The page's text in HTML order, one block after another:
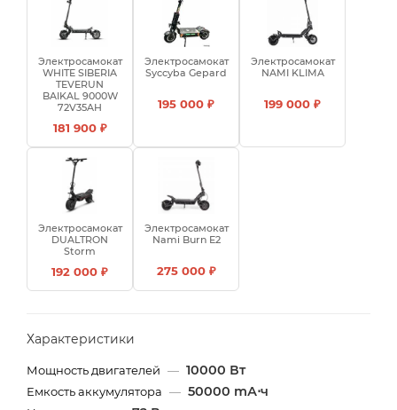
Характеристики
Мощность двигателей — 10000 Вт
Емкость аккумулятора — 50000 mА⋅ч
Электросамокат
WHITE SIBERIA
TEVERUN
BAIKAL 9000W
72V35AH
181 900 ₽
Электросамокат
Syccyba Gepard
195 000 ₽
Электросамокат
NAMI KLIMA
199 000 ₽
Электросамокат
DUALTRON
Storm
192 000 ₽
Электросамокат
Nami Burn E2
275 000 ₽